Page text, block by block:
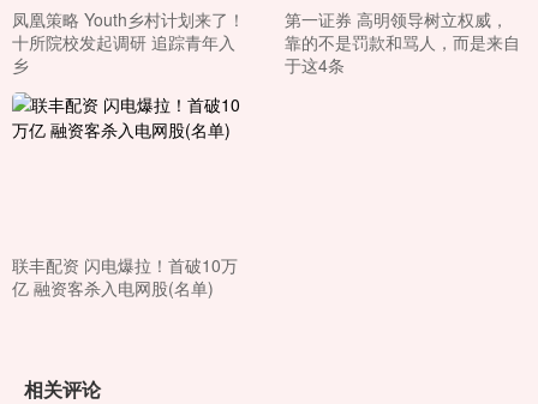
凤凰策略 Youth乡村计划来了！
十所院校发起调研 追踪青年入
乡
第一证券 高明领导树立权威，
靠的不是罚款和骂人，而是来自
于这4条
联丰配资 闪电爆拉！首破10万
亿 融资客杀入电网股(名单)
相关评论